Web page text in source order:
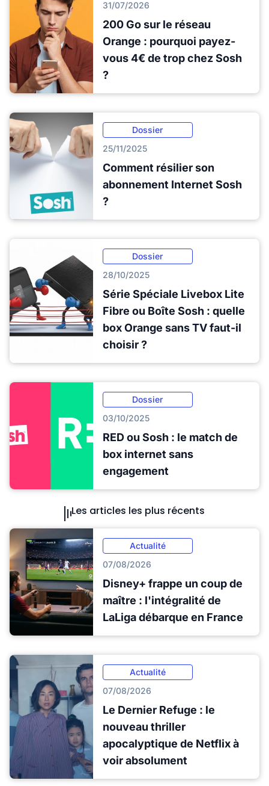
31/07/2026
200 Go sur le réseau
Orange : pourquoi payez-
vous 4€ de trop chez Sosh
?
Dossier
25/11/2025
Comment résilier son
abonnement Internet Sosh
?
Dossier
28/10/2025
Série Spéciale Livebox Lite
Fibre ou Boîte Sosh : quelle
box Orange sans TV faut-il
choisir ?
Dossier
03/10/2025
RED ou Sosh : le match de
box internet sans
engagement
Les articles les plus récents
Actualité
07/08/2026
Disney+ frappe un coup de
maître : l'intégralité de
LaLiga débarque en France
Actualité
07/08/2026
Le Dernier Refuge : le
nouveau thriller
apocalyptique de Netflix à
voir absolument